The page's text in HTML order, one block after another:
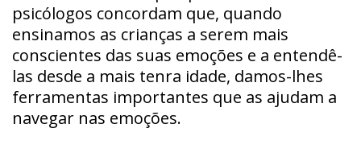
psicólogos concordam que, quando
ensinamos as crianças a serem mais
conscientes das suas emoções e a entendê-
las desde a mais tenra idade, damos-lhes
ferramentas importantes que as ajudam a
navegar nas emoções.